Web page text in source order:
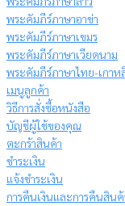
พระคัมภีร์ภาษาอาข่า
พระคัมภีร์ภาษาเขมร
พระคัมภีร์ภาษาเวียดนาม
พระคัมภีร์ภาษาไทย-เกาห
เมนูลูกค้า
วิธีการสั่งซื้อหนังสือ
บัญชีผู้ใช้ของคุณ
ตะกร้าสินค้า
ชำระเงิน
แจ้งชำระเงิน
การคืนเงินและการคืนสินค้